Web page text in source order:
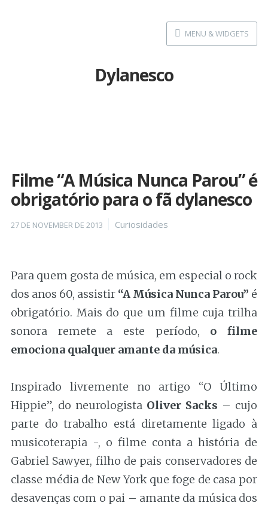
MENU & WIDGETS
Dylanesco
Filme “A Música Nunca Parou” é
obrigatório para o fã dylanesco
Posted
27 DE NOVEMBER DE 2013 Categories
Curiosidades
Para quem gosta de música, em especial o rock
dos anos 60, assistir “A Música Nunca Parou” é
obrigatório. Mais do que um filme cuja trilha
sonora remete a este período, o filme
emociona qualquer amante da música.
Inspirado livremente no artigo “O Último
Hippie”, do neurologista Oliver Sacks – cujo
parte do trabalho está diretamente ligado à
musicoterapia -, o filme conta a história de
Gabriel Sawyer, filho de pais conservadores de
classe média de New York que foge de casa por
desavenças com o pai – amante da música dos